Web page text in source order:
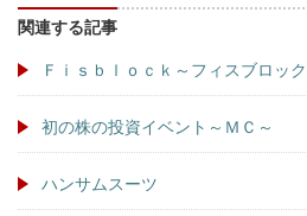
関連する記事
Ｆｉｓｂｌｏｃｋ～フィスブロック
初の株の投資イベント～ＭＣ～
ハンサムスーツ